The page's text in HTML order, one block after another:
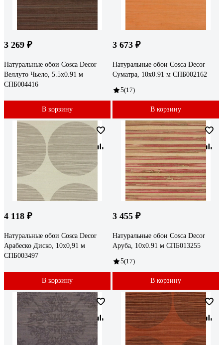
3 269 ₽
Натуральные обои Cosca Decor
Веллуто Чьело, 5.5x0.91 м
СПБ004416
В корзину
3 673 ₽
Натуральные обои Cosca Decor
Суматра, 10x0.91 м СПБ002162
5(17)
В корзину
4 118 ₽
Натуральные обои Cosca Decor
Арабеско Диско, 10x0,91 м
СПБ003497
В корзину
3 455 ₽
Натуральные обои Cosca Decor
Аруба, 10x0.91 м СПБ013255
5(17)
В корзину